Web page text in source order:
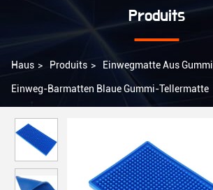
Produits
Haus > Produits > Einwegmatte Aus Gummi
Einweg-Barmatten Blaue Gummi-Tellermatte